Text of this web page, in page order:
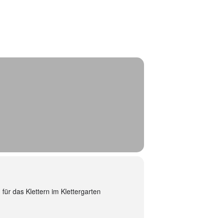
das Klettern im Klettergarten